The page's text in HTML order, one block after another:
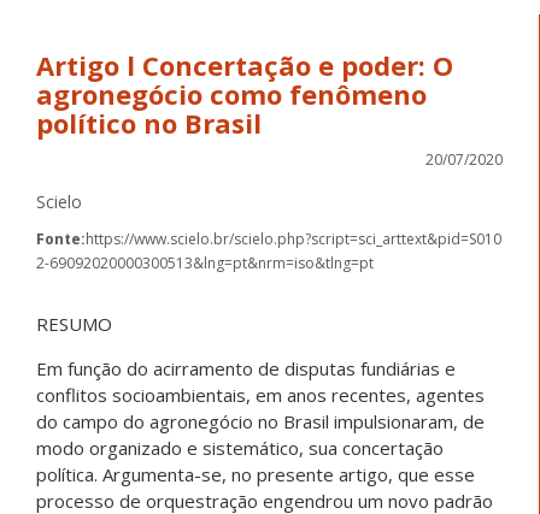
Artigo l Concertação e poder: O
agronegócio como fenômeno
político no Brasil
20/07/2020
Scielo
Fonte:https://www.scielo.br/scielo.php?script=sci_arttext&pid=S010
2-69092020000300513&lng=pt&nrm=iso&tlng=pt
RESUMO
Em função do acirramento de disputas fundiárias e
conflitos socioambientais, em anos recentes, agentes
do campo do agronegócio no Brasil impulsionaram, de
modo organizado e sistemático, sua concertação
política. Argumenta-se, no presente artigo, que esse
processo de orquestração engendrou um novo padrão